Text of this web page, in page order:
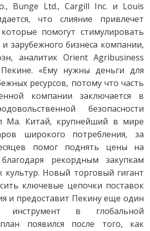
Bunge Ltd., Cargill Inc. и Louis
что слияние привлечет
помогут стимулировать
зарубежного бизнеса компании,
аналитик Orient Agribusiness
«Ему нужны деньги для
ресурсов, потому что часть
компании заключается в
безопасности
Ма. Китай, крупнейший в мире
широкого потребления, за
помог поднять цены на
рекордным закупкам
культур. Новый торговый гигант
ключевые цепочки поставок
и предоставит Пекину еще один
инструмент в глобальной
появился после того, как